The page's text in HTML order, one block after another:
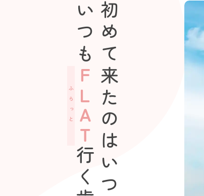
初めて来たのはいつだろう
いつも
ＦＬＡＴ